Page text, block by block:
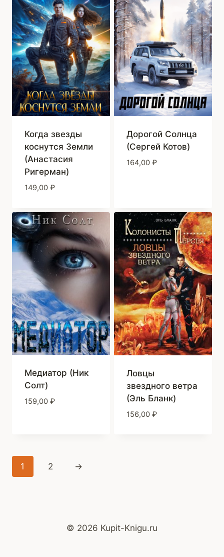
Когда звезды
коснутся Земли
(Анастасия
Ригерман)
149,00 ₽
Дорогой Солнца
(Сергей Котов)
164,00 ₽
Медиатор (Ник
Солт)
159,00 ₽
Ловцы
звездного ветра
(Эль Бланк)
156,00 ₽
1 2 →
© 2026 Kupit-Knigu.ru